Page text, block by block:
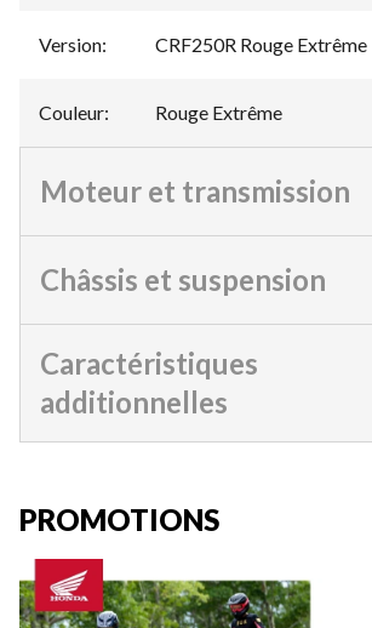
Version: CRF250R Rouge Extrême
Couleur: Rouge Extrême
Moteur et transmission
Châssis et suspension
Caractéristiques
additionnelles
PROMOTIONS